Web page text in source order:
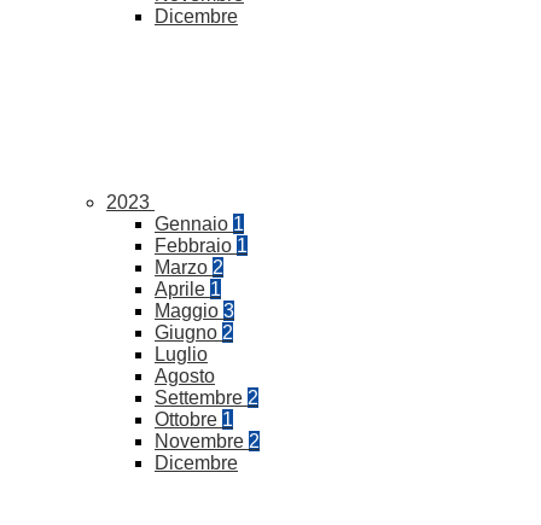
Dicembre
2023
Gennaio 1
Febbraio 1
Marzo 2
Aprile 1
Maggio 3
Giugno 2
Luglio
Agosto
Settembre 2
Ottobre 1
Novembre 2
Dicembre